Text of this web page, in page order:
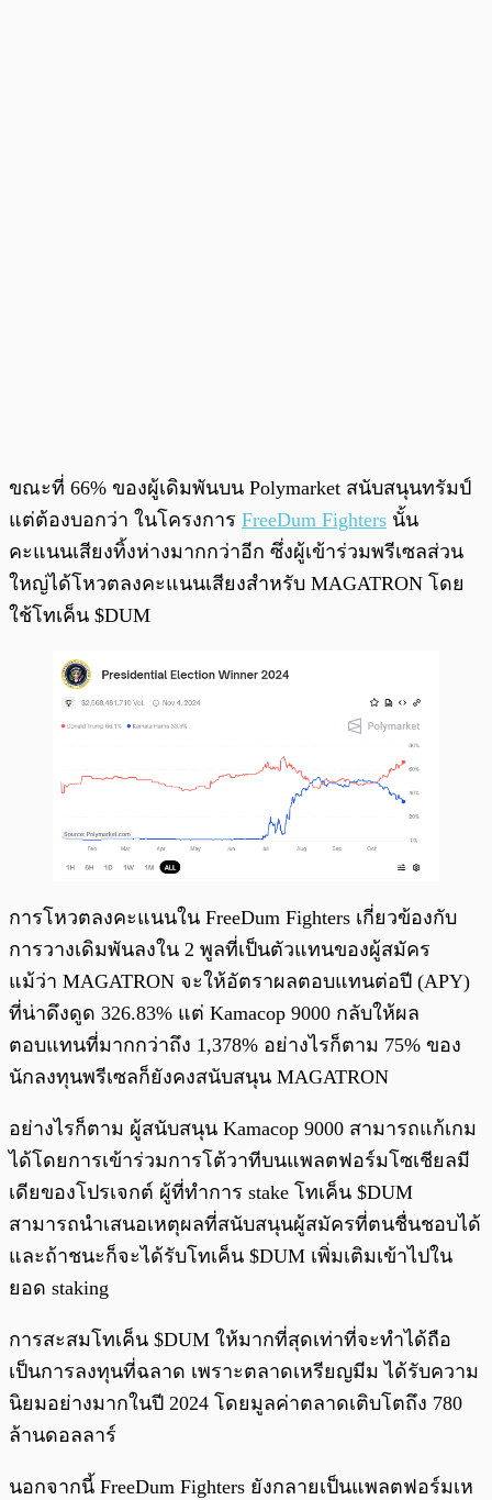
ขณะที่ 66% ของผู้เดิมพันบน Polymarket สนับสนุนทรัมป์
แต่ต้องบอกว่า ในโครงการ FreeDum Fighters นั้น
คะแนนเสียงทิ้งห่างมากกว่าอีก ซึ่งผู้เข้าร่วมพรีเซลส่วน
ใหญ่ได้โหวตลงคะแนนเสียงสำหรับ MAGATRON โดย
ใช้โทเค็น $DUM
การโหวตลงคะแนนใน FreeDum Fighters เกี่ยวข้องกับ
การวางเดิมพันลงใน 2 พูลที่เป็นตัวแทนของผู้สมัคร
แม้ว่า MAGATRON จะให้อัตราผลตอบแทนต่อปี (APY)
ที่น่าดึงดูด 326.83% แต่ Kamacop 9000 กลับให้ผล
ตอบแทนที่มากกว่าถึง 1,378% อย่างไรก็ตาม 75% ของ
นักลงทุนพรีเซลก็ยังคงสนับสนุน MAGATRON
อย่างไรก็ตาม ผู้สนับสนุน Kamacop 9000 สามารถแก้เกม
ได้โดยการเข้าร่วมการโต้วาทีบนแพลตฟอร์มโซเชียลมี
เดียของโปรเจกต์ ผู้ที่ทำการ stake โทเค็น $DUM
สามารถนำเสนอเหตุผลที่สนับสนุนผู้สมัครที่ตนชื่นชอบได้
และถ้าชนะก็จะได้รับโทเค็น $DUM เพิ่มเติมเข้าไปใน
ยอด staking
การสะสมโทเค็น $DUM ให้มากที่สุดเท่าที่จะทำได้ถือ
เป็นการลงทุนที่ฉลาด เพราะตลาดเหรียญมีม ได้รับความ
นิยมอย่างมากในปี 2024 โดยมูลค่าตลาดเติบโตถึง 780
ล้านดอลลาร์
นอกจากนี้ FreeDum Fighters ยังกลายเป็นแพลตฟอร์มเห